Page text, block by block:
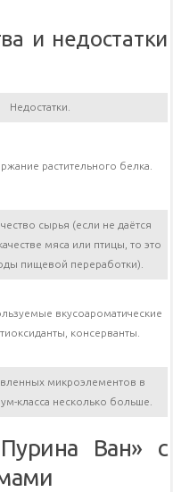
и недостатки
Недостатки.
растительного белка.
сырья (если не даётся
мяса или птицы, то это
пищевой переработки).
вкусоароматические
консерванты.
микроэлементов в
класса несколько больше.
Ван» с